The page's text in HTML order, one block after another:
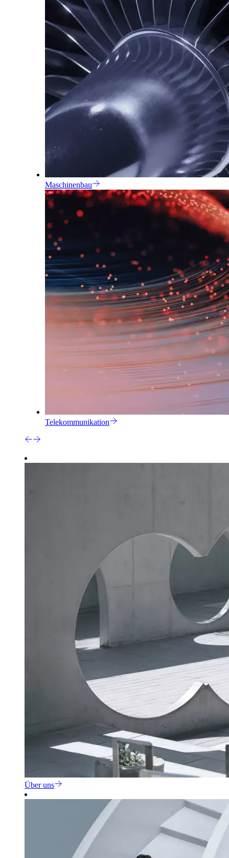
Maschinenbau
Telekommunikation
Über uns